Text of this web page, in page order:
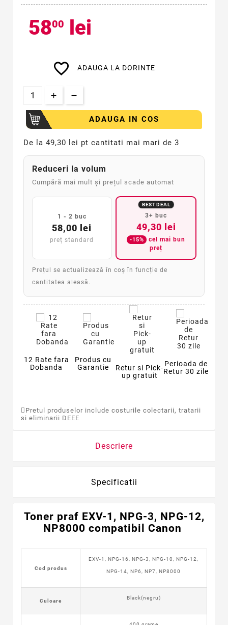
5800 lei
favorite_border ADAUGA LA DORINTE
ADAUGA IN COS
De la 49,30 lei pt cantitati mai mari de 3
Reduceri la volum
Cumpără mai mult și prețul scade automat
1 - 2 buc
58,00 lei
preț standard
BEST DEAL
3+ buc
49,30 lei
-15%
cel mai bun
preț
Prețul se actualizează în coș în funcție de
cantitatea aleasă.
12 Rate fara
Dobanda
Produs cu
Garantie
Retur si Pick-
up gratuit
Perioada de
Retur 30 zile
Pretul produselor include costurile colectarii, tratarii
si eliminarii DEEE
Descriere
Specificatii
Toner praf EXV-1, NPG-3, NPG-12,
NP8000 compatibil Canon
Cod produs
EXV-1, NPG-16, NPG-3, NPG-10, NPG-12,
NPG-14, NP6, NP7, NP8000
Culoare
Black(negru)